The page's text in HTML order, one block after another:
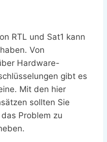
RTL und Sat1 kann
Von
Hardware-
gibt es
Mit den hier
sollten Sie
Problem zu